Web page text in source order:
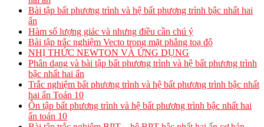
Bài tập bất phương trình và hệ bất phương trình bậc nhất hai
ẩn
Hàm số lượng giác và nhưng điều cần chú ý
Bài tập trắc nghiệm Vecto trong mặt phẳng toạ độ
NHỊ THỨC NEWTON VÀ ỨNG DỤNG
Phân dạng và bài tập bất phương trình và hệ bất phương trình
bậc nhất hai ẩn
Trắc nghiệm bất phương trình và hệ bất phương trình bậc nhất
hai ẩn Toán 10
Ôn tập bất phương trình và hệ bất phương trình bậc nhất hai
ẩn toán 10